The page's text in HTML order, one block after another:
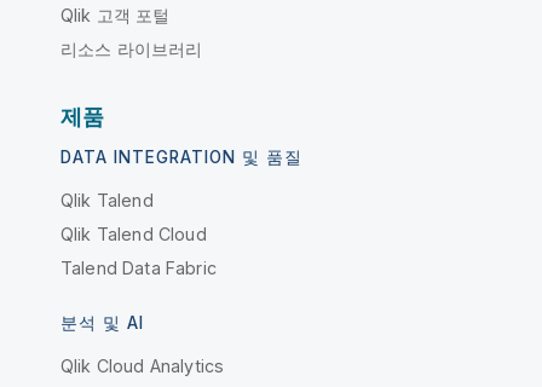
Qlik 고객 포털
리소스 라이브러리
제품
DATA INTEGRATION 및 품질
Qlik Talend
Qlik Talend Cloud
Talend Data Fabric
분석 및 AI
Qlik Cloud Analytics